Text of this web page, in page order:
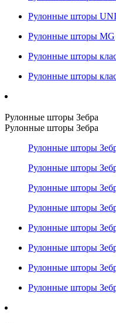
Рулонные шторы
Рулонные шторы MG
Рулонные шторы
Рулонные шторы
Рулонные шторы Зебра
Рулонные шторы Зебра
Рулонные шторы
Рулонные шторы
Рулонные шторы
Рулонные шторы
Рулонные шторы
Рулонные шторы
Рулонные шторы
Рулонные шторы